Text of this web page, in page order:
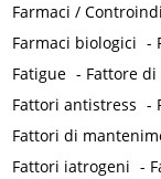
Farmaci /
Farmaci biologici -
Fatigue - Fattore di
Fattori antistress -
Fattori di
Fattori iatrogeni -